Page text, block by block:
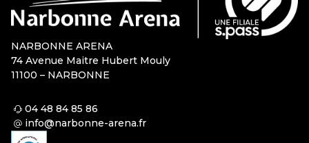
NARBONNE ARENA
74 Avenue Maitre Hubert Mouly
11100 – NARBONNE
04 48 84 85 86
info@narbonne-arena.fr